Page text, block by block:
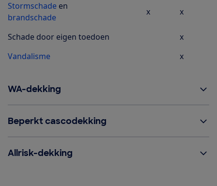
Stormschade en
brandschade
x x
Schade door eigen toedoen
x
Vandalisme
x
WA-dekking
Beperkt cascodekking
Allrisk-dekking